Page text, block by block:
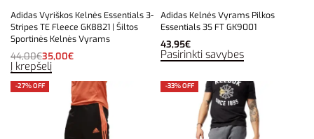
Adidas Vyriškos Kelnės Essentials 3-
Stripes TE Fleece GK8821 | Šiltos
Sportinės Kelnės Vyrams
44,00€35,00€
Į krepšelį
Adidas Kelnės Vyrams Pilkos
Essentials 3S FT GK9001
43,95€
Pasirinkti savybes
-27% OFF -33% OFF